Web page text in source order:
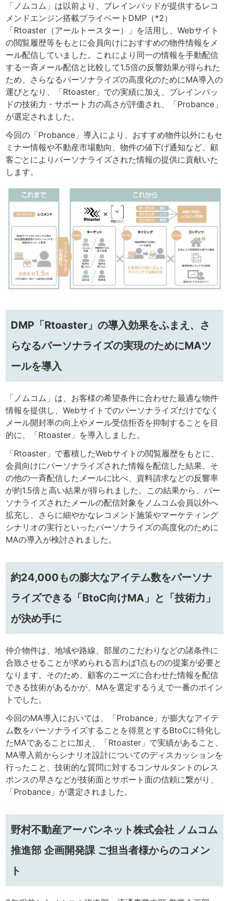
「ノムコム」は以前より、ブレインパッドが提供するレコ
メンドエンジン搭載プライベートDMP（*2）
「Rtoaster（アールトースター）」を活用し、Webサイト
の閲覧履歴等をもとに会員向けにおすすめの物件情報をメ
ール配信していました。これにより同一の情報を手動配信
する一斉メール配信と比較して1.5倍の反響効果が得られた
ため、さらなるパーソナライズの高度化のためにMA導入の
運びとなり、「Rtoaster」での実績に加え、ブレインパッ
ドの技術力・サポート力の高さが評価され、「Probance」
が選定されました。
今回の「Probance」導入により、おすすめ物件以外にもセ
ミナー情報や不動産市場動向、物件の値下げ通知など、顧
客ごとによりパーソナライズされた情報の提供に貢献いた
します。
DMP「Rtoaster」の導入効果をふまえ、さ
らなるパーソナライズの実現のためにMAツ
ールを導入
「ノムコム」は、お客様の希望条件に合わせた最適な物件
情報を提供し、Webサイトでのパーソナライズだけでなく
メール開封率の向上やメール受信拒否を抑制することを目
的に、「Rtoaster」を導入しました。
「Rtoaster」で蓄積したWebサイトの閲覧履歴をもとに、
会員向けにパーソナライズされた情報を配信した結果、そ
の他の一斉配信したメールに比べ、資料請求などの反響率
が約1.5倍と高い結果が得られました。この結果から、パー
ソナライズされたメールの配信対象をノムコム会員以外へ
拡充し、さらに細やかなレコメンド施策やマーケティング
シナリオの実行といったパーソナライズの高度化のために
MAの導入が検討されました。
約24,000もの膨大なアイテム数をパーソナ
ライズできる「BtoC向けMA」と「技術力」
が決め手に
仲介物件は、地域や路線、部屋のこだわりなどの諸条件に
合致させることが求められる言わば1点ものの提案が必要と
なります。そのため、顧客のニーズに合わせた情報を配信
できる技術があるかが、MAを選定するうえで一番のポイン
トでした。
今回のMA導入においては、「Probance」が膨大なアイテ
ム数をパーソナライズすることを得意とするBtoCに特化し
たMAであることに加え、「Rtoaster」で実績があること、
MA導入前からシナリオ設計についてのディスカッションを
行ったこと、技術的な質問に対するコンサルタントのレス
ポンスの早さなどが技術面とサポート面の信頼に繋がり、
「Probance」が選定されました。
野村不動産アーバンネット株式会社 ノムコム
推進部 企画開発課 ご担当者様からのコメン
ト